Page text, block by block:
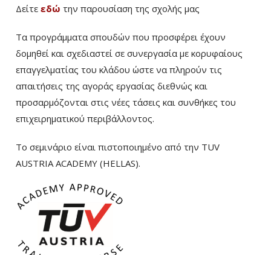
Δείτε εδώ την παρουσίαση της σχολής μας
Τα προγράμματα σπουδών που προσφέρει έχουν
δομηθεί και σχεδιαστεί σε συνεργασία με κορυφαίους
επαγγελματίας του κλάδου ώστε να πληρούν τις
απαιτήσεις της αγοράς εργασίας διεθνώς και
προσαρμόζονται στις νέες τάσεις και συνθήκες του
επιχειρηματικού περιβάλλοντος.
Το σεμινάριο είναι πιστοποιημένο από την TUV
AUSTRIA ACADEMY (HELLAS).